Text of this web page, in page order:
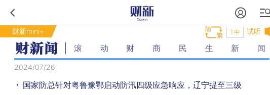
财新mini+ 试听
T中
滚动财商民生新闻
2024/07/26
国家防总针对粤鲁豫鄂启动防汛四级应急响应，辽宁提至三级